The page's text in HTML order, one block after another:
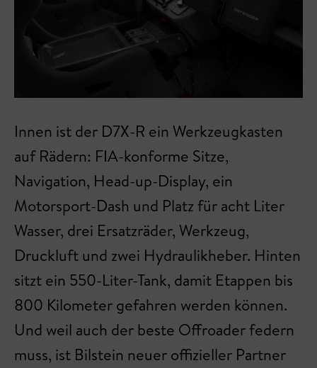
Innen ist der D7X-R ein Werkzeugkasten
auf Rädern: FIA-konforme Sitze,
Navigation, Head-up-Display, ein
Motorsport-Dash und Platz für acht Liter
Wasser, drei Ersatzräder, Werkzeug,
Druckluft und zwei Hydraulikheber. Hinten
sitzt ein 550-Liter-Tank, damit Etappen bis
800 Kilometer gefahren werden können.
Und weil auch der beste Offroader federn
muss, ist Bilstein neuer offizieller Partner